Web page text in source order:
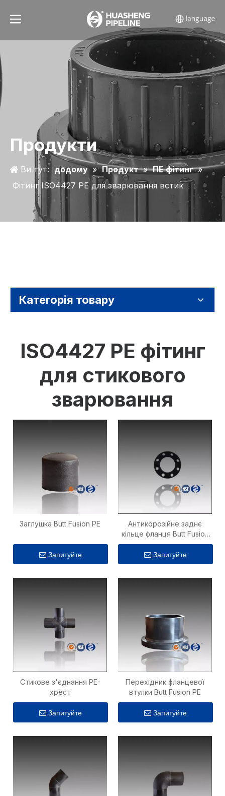
Продукти
Ви тут: додому » Продукт » ПЕ фітинг »
Фітинг ISO4427 PE для зварювання встик
Категорія товару
ISO4427 PE фітинг
для стикового
зварювання
Заглушка Butt Fusion PE
Запитуйте
Антикорозійне заднє
кільце фланця Butt Fusion
PE
Запитуйте
Стикове з'єднання PE-
хрест
Запитуйте
Перехідник фланцевої
втулки Butt Fusion PE
Запитуйте